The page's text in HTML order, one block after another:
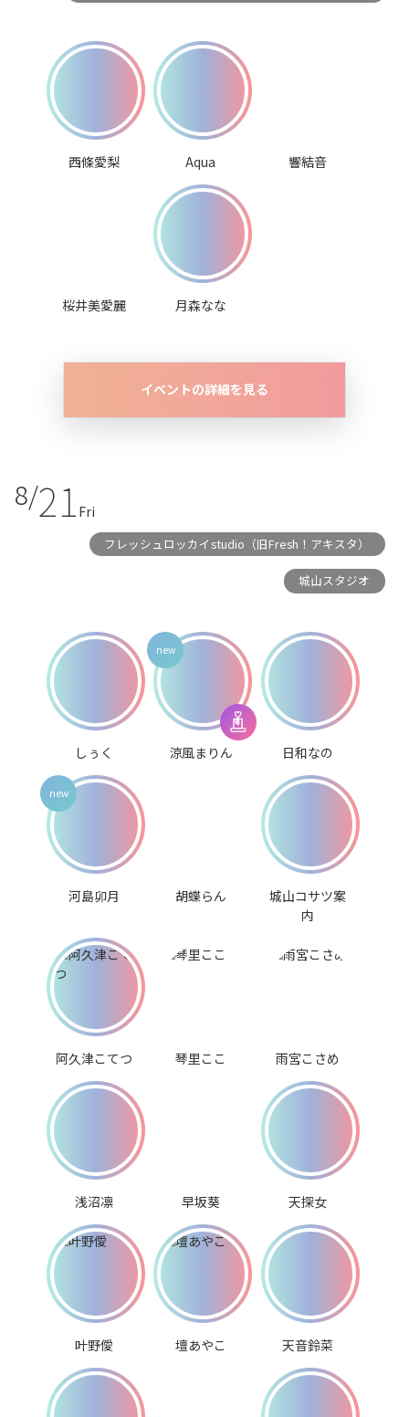
西條愛梨 Aqua 響結音
桜井美愛麗 月森なな
イベントの詳細を見る
8/21 Fri
フレッシュロッカイstudio（旧Fresh！アキスタ）
城山スタジオ
しぅく 涼風まりん 日和なの
河島卯月 胡蝶らん
城山コサツ案
内
阿久津こてつ 琴里ここ 雨宮こさめ
浅沼凛 早坂葵 天探女
叶野僾 壇あやこ 天音鈴菜